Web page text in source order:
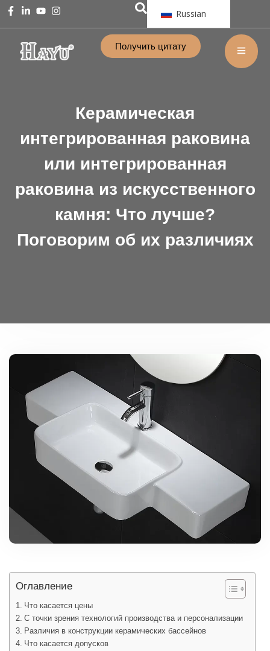
Russian
Получить цитату
Керамическая
интегрированная раковина
или интегрированная
раковина из искусственного
камня: Что лучше?
Поговорим об их различиях
Оглавление
Что касается цены
С точки зрения технологий производства и персонализации
Различия в конструкции керамических бассейнов
Что касается допусков